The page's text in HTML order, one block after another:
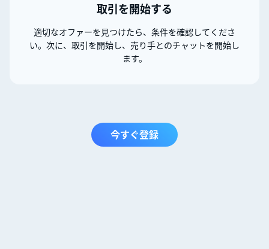
取引を開始する
適切なオファーを見つけたら、条件を確認してくださ
い。次に、取引を開始し、売り手とのチャットを開始し
ます。
今すぐ登録